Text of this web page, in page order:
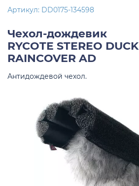
Артикул: DD0175-134598
Чехол-дождевик
RYCOTE STEREO DUCK
RAINCOVER AD
Антидождевой чехол.